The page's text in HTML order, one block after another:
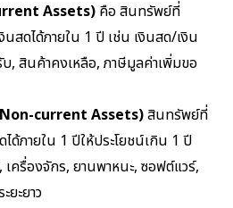
Assets) คือ สินทรัพย์ที่
นสดได้ภายใน 1 ปี เช่น เงินสด/เงิน
, สินค้าคงเหลือ, ภาษีมูลค่าเพิ่มขอ
current Assets)สินทรัพย์ที่
ด้ภายใน 1 ปีให้ประโยชน์เกิน 1 ปี
ครื่องจักร, ยานพาหนะ, ซอฟต์แวร์,
ยะยาว